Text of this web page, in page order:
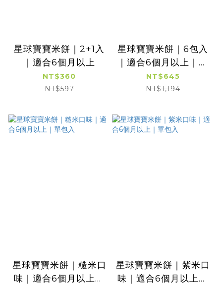
星球寶寶米餅｜2+1入
｜適合6個月以上
NT$360
NT$597
星球寶寶米餅｜6包入
｜適合6個月以上｜超
值免運
NT$645
NT$1,194
星球寶寶米餅｜糙米口
味｜適合6個月以上｜
星球寶寶米餅｜紫米口
味｜適合6個月以上｜